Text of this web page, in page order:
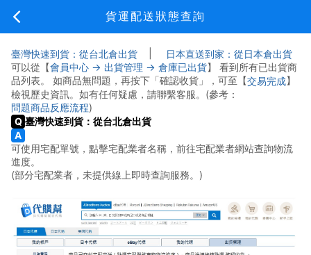
新手上路
新手上路 費用說明 常見問題 關於我們
海外代購新手必讀指南
代購流程說明
eBay代標說明
會員註冊
搜尋商品
貨運配送狀態查詢
臺灣快速到貨：從台北倉出貨
日本直送到家：從日本倉出貨
可以從【會員中心 → 出貨管理 → 倉庫已出貨】 看到所有已出貨商
品列表。 如商品無問題，再按下「確認收貨」，可至【交易完成】
檢視歷史資訊。如有任何疑慮，請聯繫客服。(參考：
問題商品反應流程)
臺灣快速到貨：從台北倉出貨
可使用宅配單號，點擊宅配業者名稱，前往宅配業者網站查詢物流
進度。
(部分宅配業者，未提供線上即時查詢服務。)